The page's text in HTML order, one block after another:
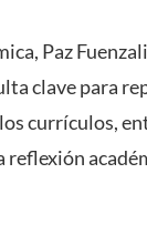
Paz
clave para
currículos,